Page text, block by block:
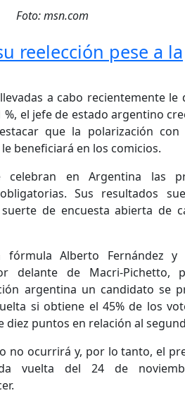
Foto: msn.com
reelección pese a la
a cabo recientemente le
%, el jefe de estado argentino
que la polarización con
beneficiará en los comicios.
en Argentina las
Sus resultados
de encuesta abierta de
Alberto Fernández y
delante de Macri-Pichetto,
argentina un candidato se
si obtiene el 45% de los
diez puntos en relación al
no ocurrirá y, por lo tanto, el
vuelta del 24 de